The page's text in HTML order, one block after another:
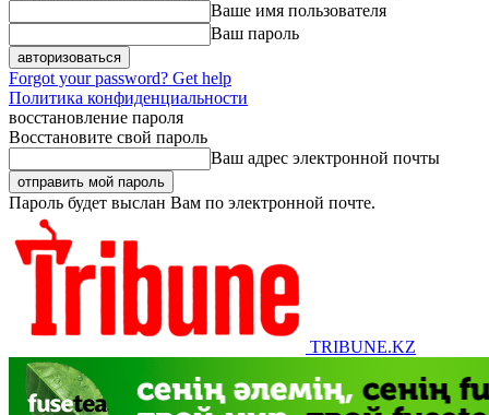
Ваше имя пользователя
Ваш пароль
Forgot your password? Get help
Политика конфиденциальности
восстановление пароля
Восстановите свой пароль
Ваш адрес электронной почты
Пароль будет выслан Вам по электронной почте.
TRIBUNE.KZ